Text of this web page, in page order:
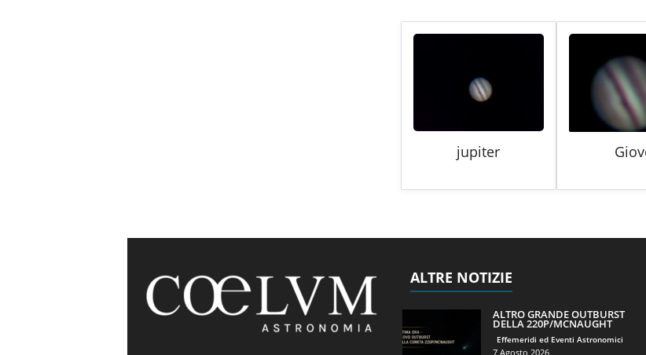
jupiter
ALTRE NOTIZIE
ALTRO GRANDE OUTBURST
DELLA 220P/MCNAUGHT
Effemeridi ed Eventi Astronomici
7 Agosto 2026